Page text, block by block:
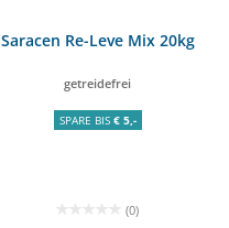
Saracen Re-Leve Mix 20kg
getreidefrei
SPARE BIS € 5,-
(0)